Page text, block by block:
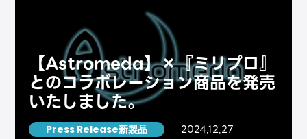
【Astromeda】×『ミリプロ』
とのコラボレーション商品を発売
いたしました。
Press Release新製品 2024.12.27